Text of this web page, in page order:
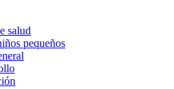
salud
pequeños